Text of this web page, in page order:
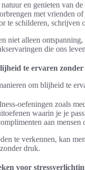
en genieten van
met vrienden
te schilderen, schrijven
niet alleen
die ons
te ervaren
om blijheid te
oefeningen zoals
waarin je je
aan mensen
te verkennen, kan
druk.
voor